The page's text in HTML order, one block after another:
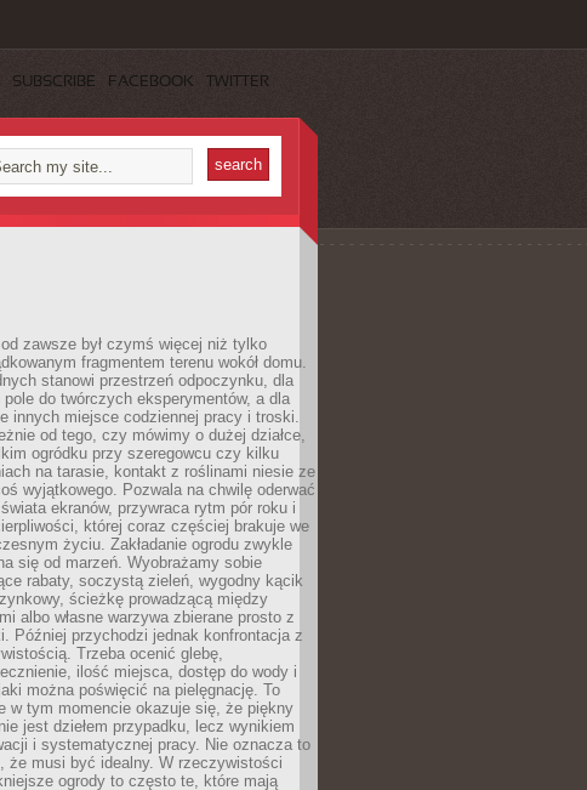
SUBSCRIBE FACEBOOK TWITTER
zawsze był czymś więcej niż tylko
fragmentem terenu wokół domu.
stanowi przestrzeń odpoczynku, dla
pole do twórczych eksperymentów, a dla
innych miejsce codziennej pracy i troski.
od tego, czy mówimy o dużej działce,
ogródku przy szeregowcu czy kilku
na tarasie, kontakt z roślinami niesie ze
wyjątkowego. Pozwala na chwilę oderwać
ekranów, przywraca rytm pór roku i
której coraz częściej brakuje we
życiu. Zakładanie ogrodu zwykle
się od marzeń. Wyobrażamy sobie
rabaty, soczystą zieleń, wygodny kącik
ścieżkę prowadzącą między
albo własne warzywa zbierane prosto z
Później przychodzi jednak konfrontacja z
Trzeba ocenić glebę,
ilość miejsca, dostęp do wody i
można poświęcić na pielęgnację. To
w tym momencie okazuje się, że piękny
jest dziełem przypadku, lecz wynikiem
i systematycznej pracy. Nie oznacza to
że musi być idealny. W rzeczywistości
ogrody to często te, które mają